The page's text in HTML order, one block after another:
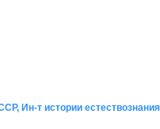
Ин-т истории